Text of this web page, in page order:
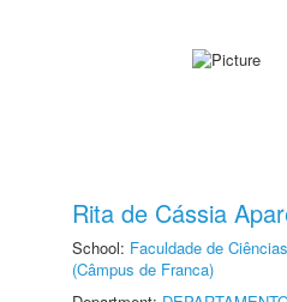
Rita de Cássia
School: Faculdade de
(Câmpus de Franca)